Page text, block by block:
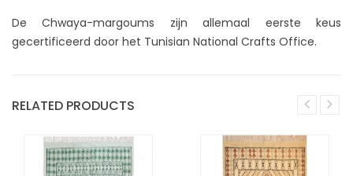
De Chwaya-margoums zijn allemaal eerste keus
gecertificeerd door het Tunisian National Crafts Office.
RELATED PRODUCTS